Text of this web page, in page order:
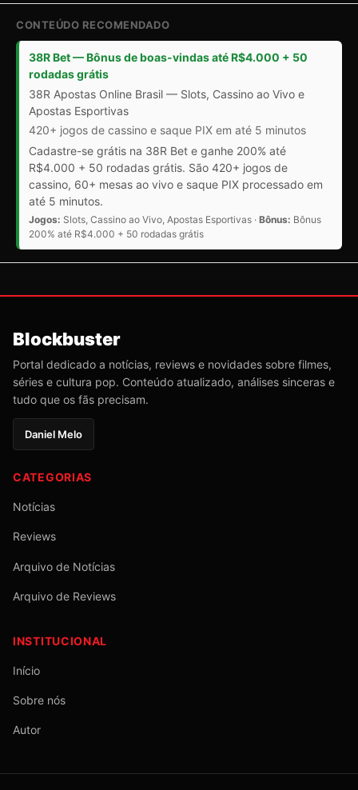
CONTEÚDO RECOMENDADO
38R Bet — Bônus de boas-vindas até R$4.000 + 50
rodadas grátis
38R Apostas Online Brasil — Slots, Cassino ao Vivo e
Apostas Esportivas
420+ jogos de cassino e saque PIX em até 5 minutos
Cadastre-se grátis na 38R Bet e ganhe 200% até
R$4.000 + 50 rodadas grátis. São 420+ jogos de
cassino, 60+ mesas ao vivo e saque PIX processado em
até 5 minutos.
Jogos: Slots, Cassino ao Vivo, Apostas Esportivas · Bônus: Bônus
200% até R$4.000 + 50 rodadas grátis
Blockbuster
Portal dedicado a notícias, reviews e novidades sobre filmes,
séries e cultura pop. Conteúdo atualizado, análises sinceras e
tudo que os fãs precisam.
Daniel Melo
CATEGORIAS
Notícias
Reviews
Arquivo de Notícias
Arquivo de Reviews
INSTITUCIONAL
Início
Sobre nós
Autor